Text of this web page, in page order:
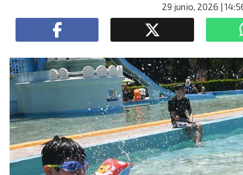
29 junio, 2026 |